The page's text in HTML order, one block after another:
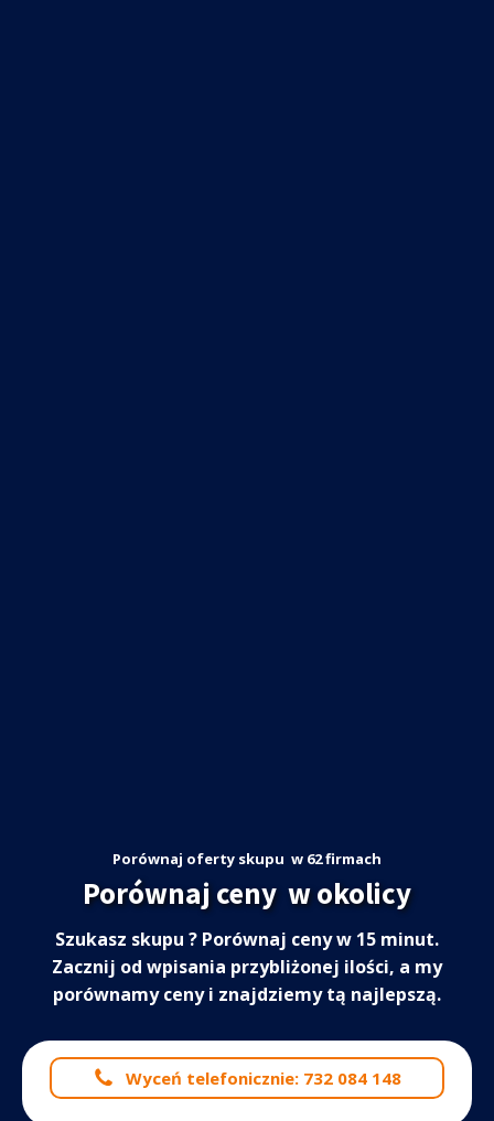
Porównaj oferty skupu w 62 firmach
Porównaj ceny w okolicy
Szukasz skupu ? Porównaj ceny w 15 minut.
Zacznij od wpisania przybliżonej ilości, a my
porównamy ceny i znajdziemy tą najlepszą.
Wyceń telefonicznie: 732 084 148